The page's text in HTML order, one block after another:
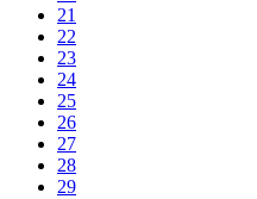
21
22
23
24
25
26
27
28
29